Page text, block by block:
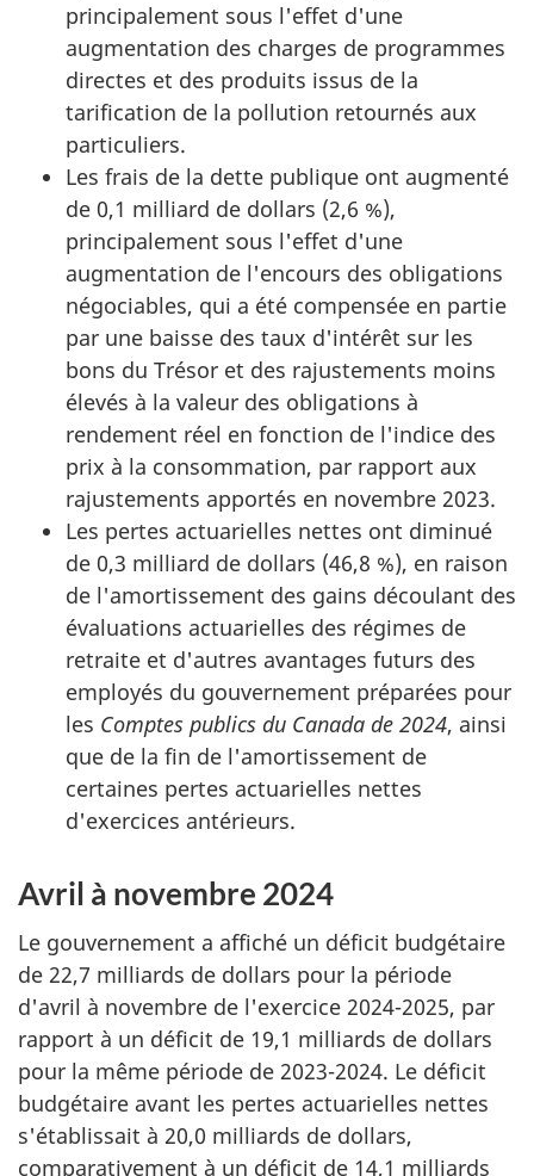
principalement sous l'effet d'une
augmentation des charges de programmes
directes et des produits issus de la
tarification de la pollution retournés aux
particuliers.
Les frais de la dette publique ont augmenté
de 0,1 milliard de dollars (2,6 %),
principalement sous l'effet d'une
augmentation de l'encours des obligations
négociables, qui a été compensée en partie
par une baisse des taux d'intérêt sur les
bons du Trésor et des rajustements moins
élevés à la valeur des obligations à
rendement réel en fonction de l'indice des
prix à la consommation, par rapport aux
rajustements apportés en novembre 2023.
Les pertes actuarielles nettes ont diminué
de 0,3 milliard de dollars (46,8 %), en raison
de l'amortissement des gains découlant des
évaluations actuarielles des régimes de
retraite et d'autres avantages futurs des
employés du gouvernement préparées pour
les Comptes publics du Canada de 2024, ainsi
que de la fin de l'amortissement de
certaines pertes actuarielles nettes
d'exercices antérieurs.
Avril à novembre 2024
Le gouvernement a affiché un déficit budgétaire
de 22,7 milliards de dollars pour la période
d'avril à novembre de l'exercice 2024-2025, par
rapport à un déficit de 19,1 milliards de dollars
pour la même période de 2023-2024. Le déficit
budgétaire avant les pertes actuarielles nettes
s'établissait à 20,0 milliards de dollars,
comparativement à un déficit de 14,1 milliards